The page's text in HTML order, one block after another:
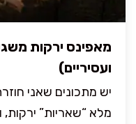
ועסיריים)
יש מתכונים שאני
מלא “שאריות”